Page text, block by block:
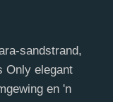
sandstrand,
Only elegant
en 'n